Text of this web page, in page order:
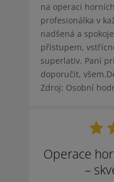
na operaci
profesionálka v
nadšená a
přístupem,
superlativ. Paní
doporučit,
Zdroj: Osobní
Operace
–